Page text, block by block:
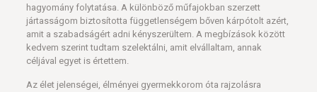
hagyomány folytatása. A különböző műfajokban szerzett
jártasságom biztosította függetlenségem bőven kárpótolt azért,
amit a szabadságért adni kényszerültem. A megbízások között
kedvem szerint tudtam szelektálni, amit elvállaltam, annak
céljával egyet is értettem.
Az élet jelenségei, élményei gyermekkorom óta rajzolásra